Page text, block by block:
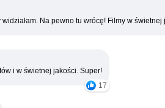
Na pewno tu wrócę! Filmy w świetnej
i w świetnej jakości. Super!
17